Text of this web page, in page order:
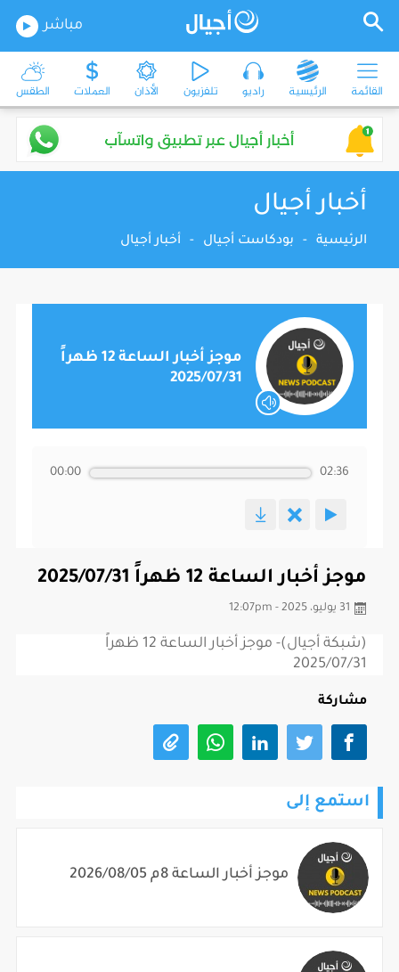
مباشر
القائمة الرئيسية راديو تلفزيون الأذان العملات الطقس
أخبار أجيال
الرئيسية - بودكاست أجيال - أخبار أجيال
موجز أخبار الساعة 12 ظهراً
2025/07/31
00:00 02:36
موجز أخبار الساعة 12 ظهراً 2025/07/31
31 يوليو، 2025 - 12:07pm
(شبكة أجيال)- موجز أخبار الساعة 12 ظهراً
2025/07/31
مشاركة
استمع إلى
موجز أخبار الساعة 8م 2026/08/05